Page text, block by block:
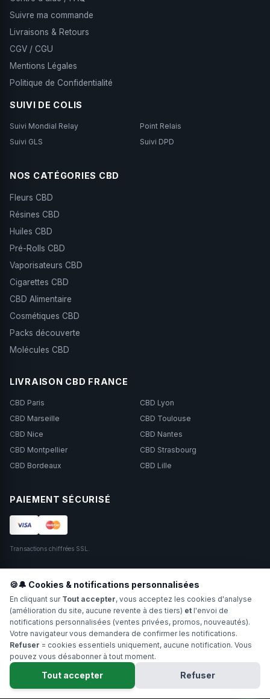
Suivre ma commande
Livraisons & Retours
CGV / CGU
Mentions Légales
Politique de Confidentialité
SUIVI DE COLIS
Suivi Mondial Relay
Point Relais
Suivi GLS
Suivi DPD
NOS CATÉGORIES CBD
Fleurs CBD
Résines CBD
Huiles CBD
Pré-Rolls CBD
Vaporisateurs CBD
Cigarettes CBD
CBD Alimentaire
Cosmétiques CBD
Packs découverte
Molécules CBD
LIVRAISON CBD FRANCE
CBD Paris
CBD Lyon
CBD Marseille
CBD Toulouse
CBD Nice
CBD Nantes
CBD Montpellier
CBD Strasbourg
CBD Bordeaux
CBD Lille
PAIEMENT SÉCURISÉ
Transactions chiffrées SSL.
Copyright 2024-2026 Hollyweed. Tous droits réservés.
Interdit aux moins de 18 ans. Ne pas fumer. Déconseillé aux femmes
🍪🔔 Cookies & notifications personnalisées
En cliquant sur Tout accepter, vous acceptez les cookies d'analyse
(amélioration du site, aucune revente à des tiers) et l'envoi de
notifications personnalisées (ventes privées, promos, nouveautés).
Votre navigateur vous demandera de confirmer les notifications.
Refuser = cookies essentiels uniquement, aucune notification. Vous
pouvez vous désabonner à tout moment.
Tout accepter Refuser